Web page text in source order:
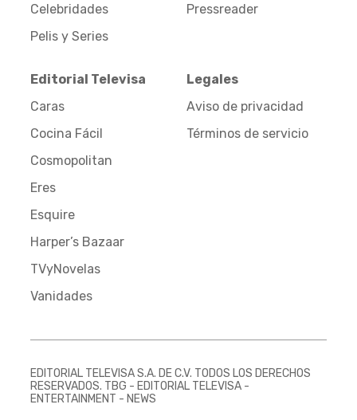
Celebridades
Pelis y Series
Pressreader
Editorial Televisa
Caras
Cocina Fácil
Cosmopolitan
Eres
Esquire
Harper’s Bazaar
TVyNovelas
Vanidades
Legales
Aviso de privacidad
Términos de servicio
EDITORIAL TELEVISA S.A. DE C.V. TODOS LOS DERECHOS
RESERVADOS. TBG - EDITORIAL TELEVISA -
ENTERTAINMENT - NEWS